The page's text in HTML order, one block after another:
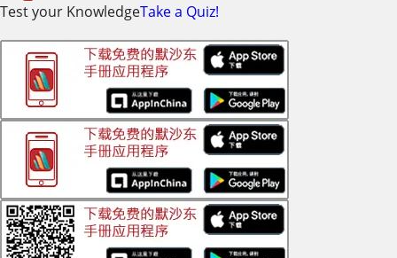
Test your KnowledgeTake a Quiz!